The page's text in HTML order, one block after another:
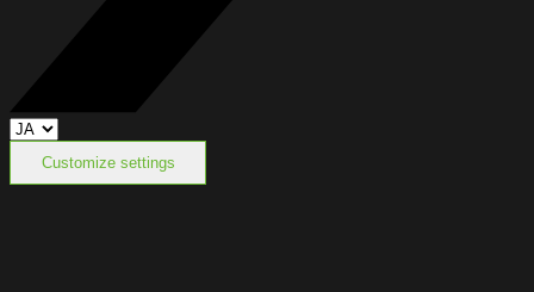
Customize settings